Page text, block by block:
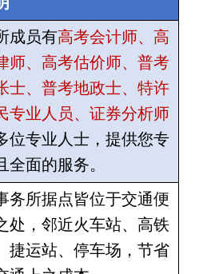
成员有 高考会计师、高
师、高考估价师、普考
士、普考地政士、特许
专业人员、证券分析师
位专业人士，提供您专
全面的服务。
务所据点皆位于交通便
处，邻近火车站、高铁
捷运站、停车场，节省